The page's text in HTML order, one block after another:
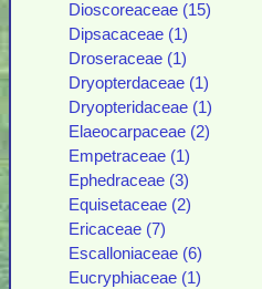
Dioscoreaceae (15)
Dipsacaceae (1)
Droseraceae (1)
Dryopterdaceae (1)
Dryopteridaceae (1)
Elaeocarpaceae (2)
Empetraceae (1)
Ephedraceae (3)
Equisetaceae (2)
Ericaceae (7)
Escalloniaceae (6)
Eucryphiaceae (1)